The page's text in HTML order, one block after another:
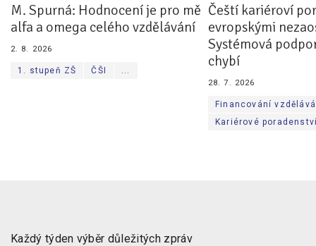
M. Spurná: Hodnocení je pro mě
alfa a omega celého vzdělávání
2. 8. 2026
1. stupeň ZŠ ČŠI
Čeští kariéroví
evropskými
Systémová
chybí
28. 7. 2026
Financování
Kariérové
Každý týden výběr důležitých zpráv